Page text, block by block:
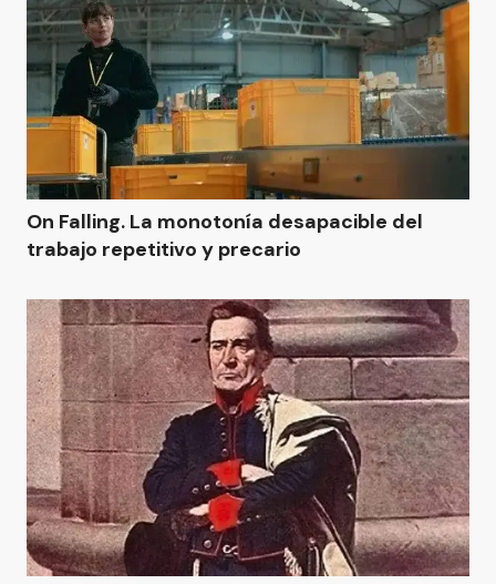
On Falling. La monotonía desapacible del
trabajo repetitivo y precario